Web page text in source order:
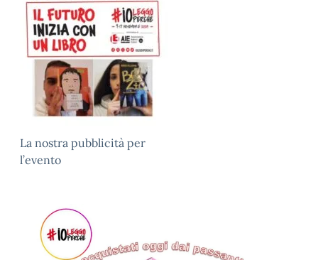
La nostra pubblicità per
l’evento